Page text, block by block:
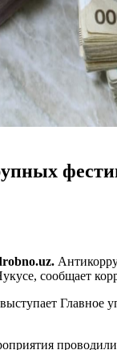
сообщает
Главное